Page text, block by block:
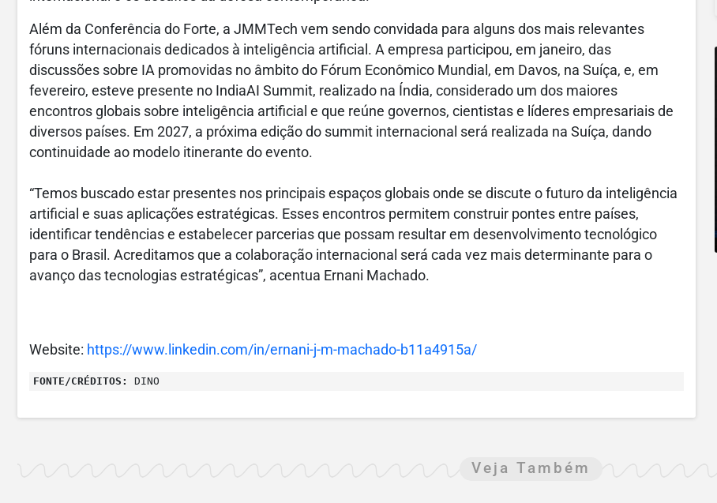
Além da Conferência do Forte, a JMMTech vem sendo convidada para alguns dos mais relevantes
fóruns internacionais dedicados à inteligência artificial. A empresa participou, em janeiro, das
discussões sobre IA promovidas no âmbito do Fórum Econômico Mundial, em Davos, na Suíça, e, em
fevereiro, esteve presente no IndiaAI Summit, realizado na Índia, considerado um dos maiores
encontros globais sobre inteligência artificial e que reúne governos, cientistas e líderes empresariais de
diversos países. Em 2027, a próxima edição do summit internacional será realizada na Suíça, dando
continuidade ao modelo itinerante do evento.
“Temos buscado estar presentes nos principais espaços globais onde se discute o futuro da inteligência
artificial e suas aplicações estratégicas. Esses encontros permitem construir pontes entre países,
identificar tendências e estabelecer parcerias que possam resultar em desenvolvimento tecnológico
para o Brasil. Acreditamos que a colaboração internacional será cada vez mais determinante para o
avanço das tecnologias estratégicas”, acentua Ernani Machado.
Website: https://www.linkedin.com/in/ernani-j-m-machado-b11a4915a/
FONTE/CRÉDITOS: DINO
Veja Também